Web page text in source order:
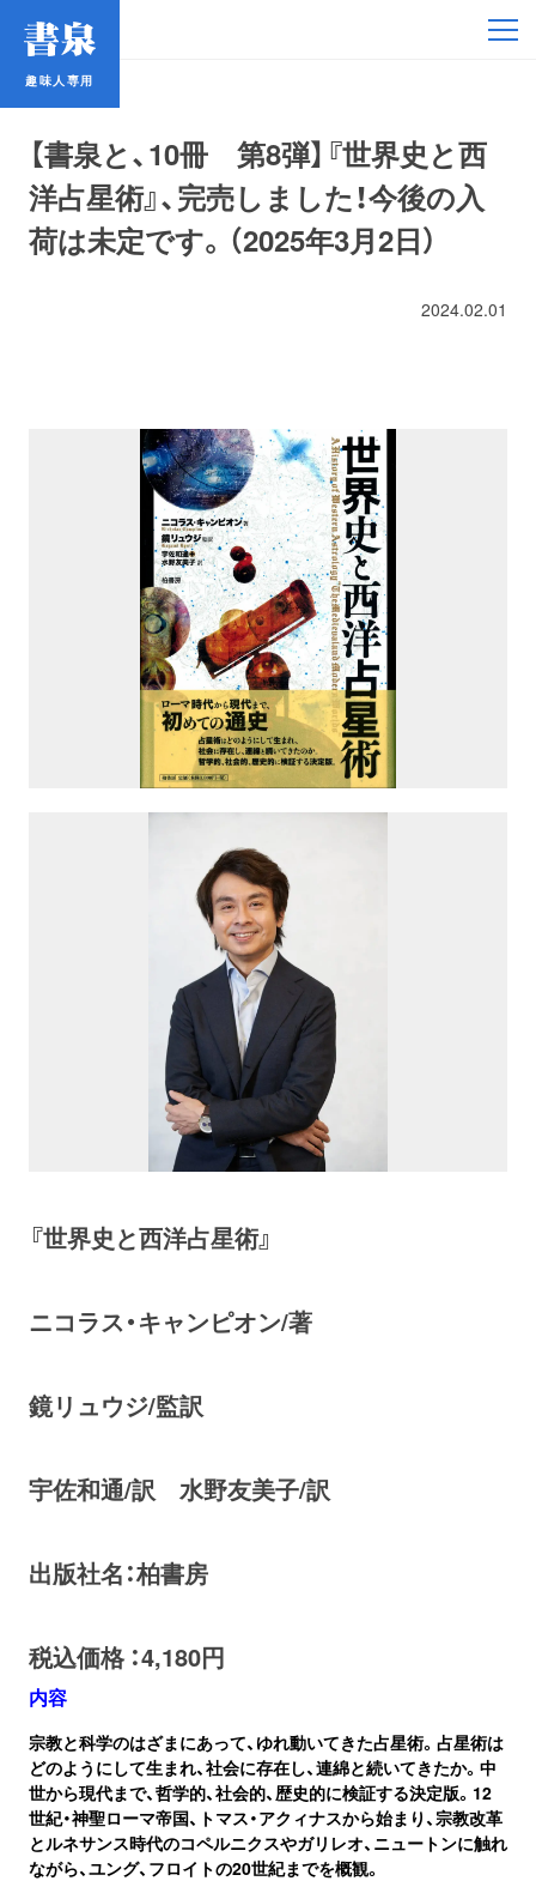
趣味人専用
【書泉と、10冊 第8弾】『世界史と西
洋占星術』、完売しました！今後の入
荷は未定です。（2025年3月2日）
2024.02.01
『世界史と西洋占星術』
ニコラス・キャンピオン/著
鏡リュウジ/監訳
宇佐和通/訳 水野友美子/訳
出版社名：柏書房
税込価格 ：4,180円
内容
宗教と科学のはざまにあって、ゆれ動いてきた占星術。占星術は
どのようにして生まれ、社会に存在し、連綿と続いてきたか。中
世から現代まで、哲学的、社会的、歴史的に検証する決定版。12
世紀・神聖ローマ帝国、トマス・アクィナスから始まり、宗教改革
とルネサンス時代のコペルニクスやガリレオ、ニュートンに触れ
ながら、ユング、フロイトの20世紀までを概観。
趣味人専用
プロレス
コンピューター
ミリタリー
特典
お知らせ
プライバシーポリシー
取材のお申し込み